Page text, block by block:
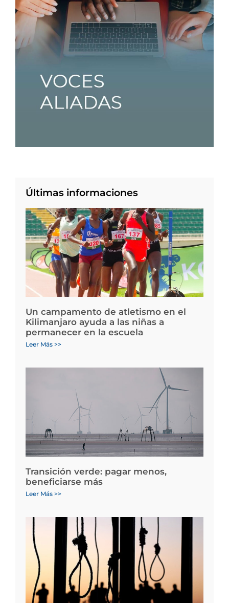
Últimas informaciones
Un campamento de atletismo en el
Kilimanjaro ayuda a las niñas a
permanecer en la escuela
Leer Más >>
Transición verde: pagar menos,
beneficiarse más
Leer Más >>